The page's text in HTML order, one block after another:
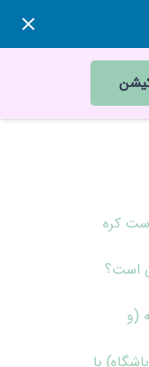
کره
است؟
(و
با